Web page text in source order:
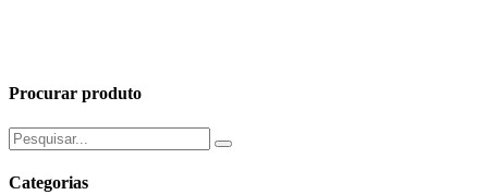
Procurar produto
Pesquisar
por:
Categorias